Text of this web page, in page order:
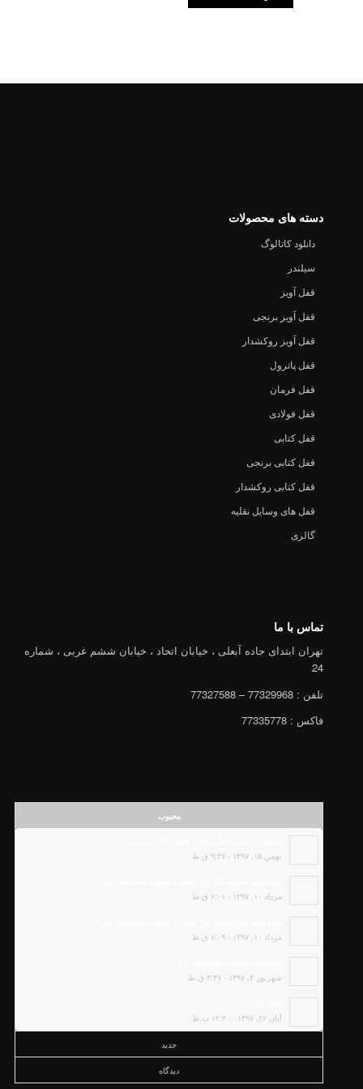
دسته های محصولات
دانلود کاتالوگ
سیلندر
قفل آویز
قفل آویز برنجی
قفل آویز روکشدار
قفل پاترول
قفل فرمان
قفل فولادی
قفل کتابی
قفل کتابی برنجی
قفل کتابی روکشدار
قفل های وسایل نقلیه
گالری
تماس با ما
تهران ابتدای جاده آبعلی ، خیابان اتحاد ، خیابان ششم غربی ، شماره
24
تلفن : 77329968 – 77327588
فاکس : 77335778
محبوب
بهمن ۱۵, ۱۳۹۷ - ۹:۴۷ ق.ظ
مرداد ۱۰, ۱۳۹۷ - ۶:۰۱ ق.ظ
مرداد ۱۰, ۱۳۹۷ - ۶:۰۹ ق.ظ
شهریور ۴, ۱۳۹۷ - ۴:۳۷ ق.ظ
آبان ۲۶, ۱۳۹۷ - ۱۲:۴۰ ب.ظ
جدید
دیدگاه